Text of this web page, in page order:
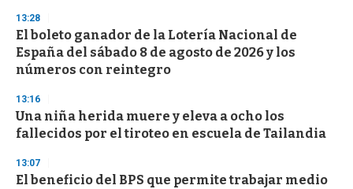
13:28
El boleto ganador de la Lotería Nacional de
España del sábado 8 de agosto de 2026 y los
números con reintegro
13:16
Una niña herida muere y eleva a ocho los
fallecidos por el tiroteo en escuela de Tailandia
13:07
El beneficio del BPS que permite trabajar medio